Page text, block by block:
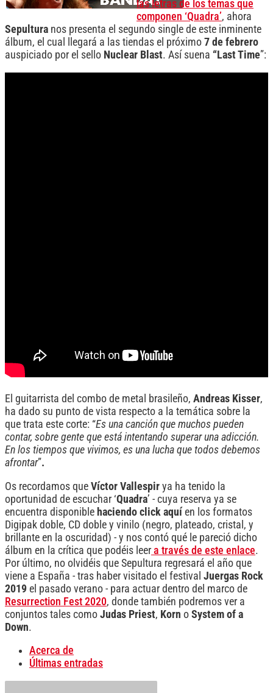
las letras de los temas que
componen ‘Quadra’, ahora
Sepultura nos presenta el segundo single de este inminente
álbum, el cual llegará a las tiendas el próximo 7 de febrero
auspiciado por el sello Nuclear Blast. Así suena “Last Time”:
El guitarrista del combo de metal brasileño, Andreas Kisser,
ha dado su punto de vista respecto a la temática sobre la
que trata este corte: “Es una canción que muchos pueden
contar, sobre gente que está intentando superar una adicción.
En los tiempos que vivimos, es una lucha que todos debemos
afrontar”.
Os recordamos que Víctor Vallespir ya ha tenido la
oportunidad de escuchar ‘Quadra’ - cuya reserva ya se
encuentra disponible haciendo click aquí en los formatos
Digipak doble, CD doble y vinilo (negro, plateado, cristal, y
brillante en la oscuridad) - y nos contó qué le pareció dicho
álbum en la crítica que podéis leer a través de este enlace.
Por último, no olvidéis que Sepultura regresará el año que
viene a España - tras haber visitado el festival Juergas Rock
2019 el pasado verano - para actuar dentro del marco de
Resurrection Fest 2020, donde también podremos ver a
conjuntos tales como Judas Priest, Korn o System of a
Down.
Acerca de
Últimas entradas